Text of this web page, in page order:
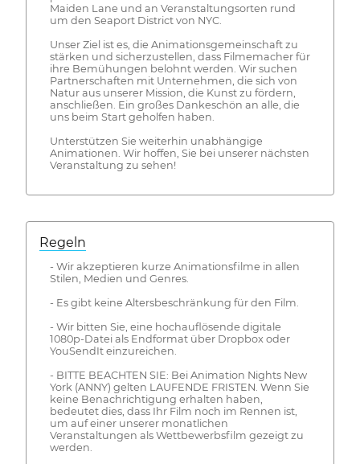
Maiden Lane und an Veranstaltungsorten rund
um den Seaport District von NYC.
Unser Ziel ist es, die Animationsgemeinschaft zu
stärken und sicherzustellen, dass Filmemacher für
ihre Bemühungen belohnt werden. Wir suchen
Partnerschaften mit Unternehmen, die sich von
Natur aus unserer Mission, die Kunst zu fördern,
anschließen. Ein großes Dankeschön an alle, die
uns beim Start geholfen haben.
Unterstützen Sie weiterhin unabhängige
Animationen. Wir hoffen, Sie bei unserer nächsten
Veranstaltung zu sehen!
Regeln
- Wir akzeptieren kurze Animationsfilme in allen
Stilen, Medien und Genres.
- Es gibt keine Altersbeschränkung für den Film.
- Wir bitten Sie, eine hochauflösende digitale
1080p-Datei als Endformat über Dropbox oder
YouSendIt einzureichen.
- BITTE BEACHTEN SIE: Bei Animation Nights New
York (ANNY) gelten LAUFENDE FRISTEN. Wenn Sie
keine Benachrichtigung erhalten haben,
bedeutet dies, dass Ihr Film noch im Rennen ist,
um auf einer unserer monatlichen
Veranstaltungen als Wettbewerbsfilm gezeigt zu
werden.